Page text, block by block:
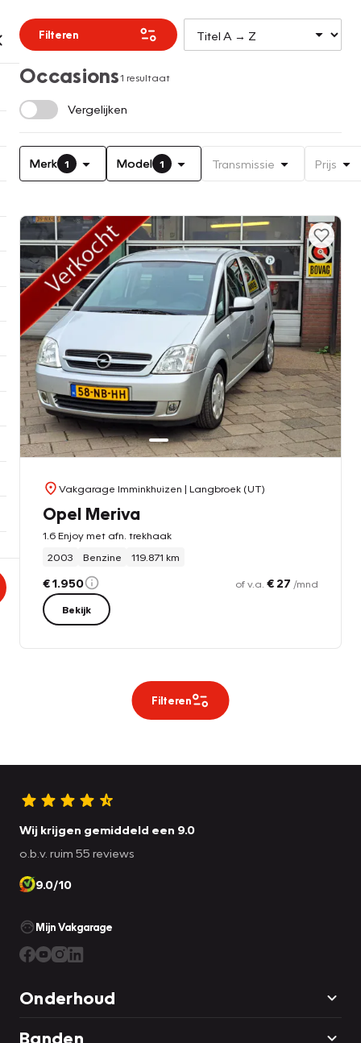
Filteren
Occasions1 resultaat
Vergelijken
Merk 1 Model 1 Transmissie Prijs
Vakgarage Imminkhuizen | Langbroek (UT)
Opel Meriva
1.6 Enjoy met afn. trekhaak
2003
Benzine 119.871 km
€ 1.950 of v.a. € 27 /mnd
Bekijk
Filteren
Wij krijgen gemiddeld een 9.0
o.b.v. ruim 55 reviews
9.0/10
Mijn Vakgarage
Onderhoud
Banden